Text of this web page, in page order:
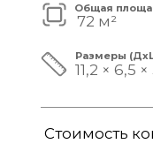
6 950 000 ₽
11,7 × 3,9 × 3,25 м
48 м²
Общая площадь: